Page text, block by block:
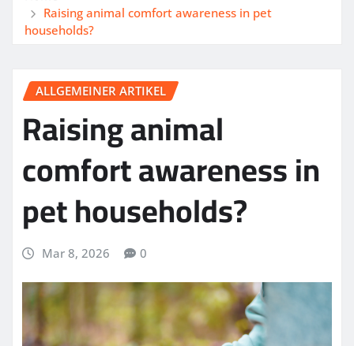
Raising animal comfort awareness in pet
households?
ALLGEMEINER ARTIKEL
Raising animal
comfort awareness in
pet households?
Mar 8, 2026 0